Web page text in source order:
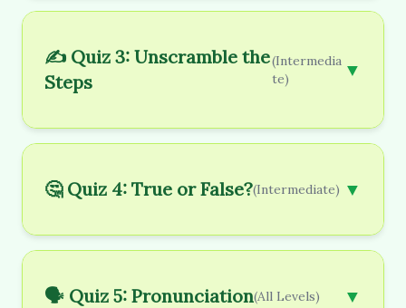
✍️ Quiz 3: Unscramble the
Steps
(Intermedia
te)
▼
🤔 Quiz 4: True or False?(Intermediate) ▼
🗣️ Quiz 5: Pronunciation(All Levels) ▼